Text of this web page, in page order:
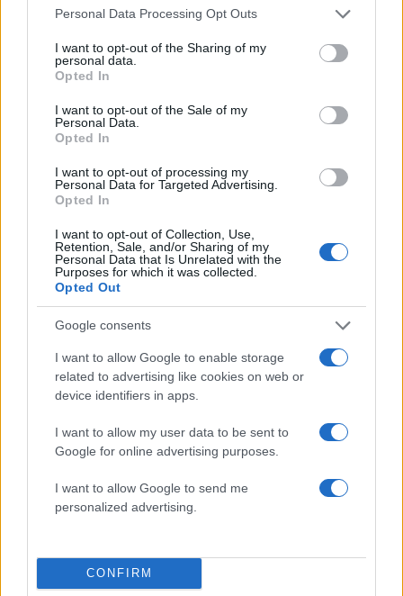
Please note that this website/app uses one or more Google
not limited to your visit or usage behaviour. You may click to
grant or deny consent to Google and its third-party tags to
use your data for below specified purposes in below Google
consent section.
Personal Data Processing Opt Outs
I want to opt-out of the Sharing of my
personal data.
Opted In
I want to opt-out of the Sale of my
Personal Data.
Opted In
I want to opt-out of processing my
Personal Data for Targeted Advertising.
Opted In
I want to opt-out of Collection, Use,
Retention, Sale, and/or Sharing of my
Personal Data that Is Unrelated with the
Purposes for which it was collected.
Opted Out
Google consents
I want to allow Google to enable storage
related to advertising like cookies on web or
device identifiers in apps.
I want to allow my user data to be sent to
Google for online advertising purposes.
I want to allow Google to send me
personalized advertising.
CONFIRM
Σχόλια
Σχολίασε εδώ
50 /50
Υποβολή σχολίου
Φωτιά στο Μουζάκι Ηλείας
- Μεγάλη κινητοποίηση της
έκταση με πεύκα, πριν την
είσοδο του χωριού
Μετέτρεψαν το
το ελικόπτερο τους
κάνουν μπάνιο